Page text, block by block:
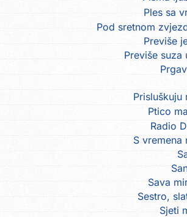
Ples sa
Pod sretnom
Previše
Previše suza
Prisluškuju
Ptico
Radio
S vremena
Sava
Sestro,
Sjeti